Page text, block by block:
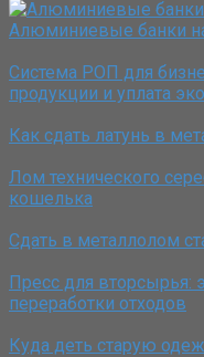
Алюминиевые банки
Система РОП для
продукции и уплата
Как сдать латунь в
Лом технического
кошелька
Сдать в металлолом
Пресс для
переработки отходов
Куда деть старую